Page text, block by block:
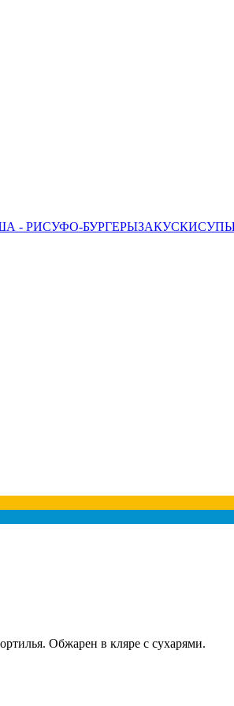
- РИСУФО-БУРГЕРЫЗАКУСКИ
Обжарен в кляре с сухарями.